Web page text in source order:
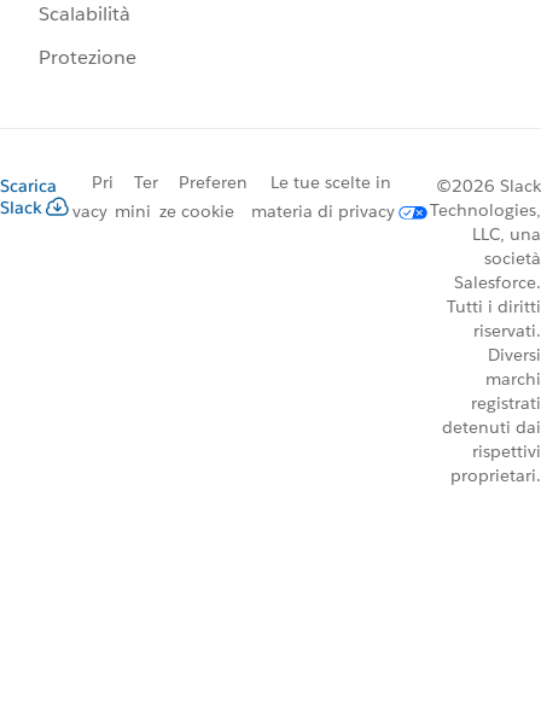
Scalabilità
Protezione
Scarica
Slack
Pri
vacy
Ter
mini
Preferen
ze cookie
Le tue scelte in
materia di privacy
©2026 Slack
Technologies,
LLC, una
società
Salesforce.
Tutti i diritti
riservati.
Diversi
marchi
registrati
detenuti dai
rispettivi
proprietari.